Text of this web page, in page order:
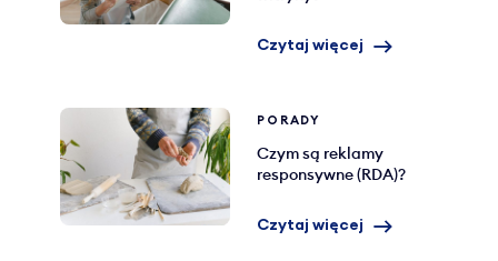
Czytaj więcej
PORADY
Czym są reklamy
responsywne (RDA)?
Czytaj więcej